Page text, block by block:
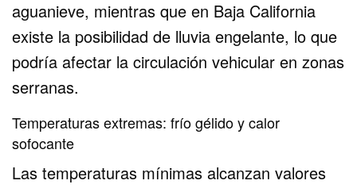
aguanieve, mientras que en Baja California
existe la posibilidad de lluvia engelante, lo que
podría afectar la circulación vehicular en zonas
serranas.
Temperaturas extremas: frío gélido y calor
sofocante
Las temperaturas mínimas alcanzan valores